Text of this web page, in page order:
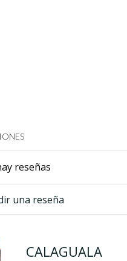
reseñas
una reseña
CALAGUALA